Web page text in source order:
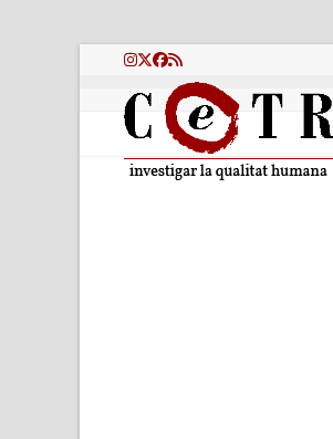
Instagram
Twitter
Facebook
RSS